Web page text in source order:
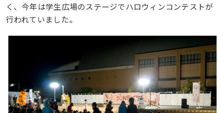
く、今年は学生広場のステージでハロウィンコンテストが
行われていました。